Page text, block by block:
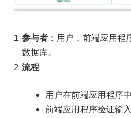
参与者：用户，前端应用程
数据库。
流程:
用户在前端应用程序
前端应用程序验证输